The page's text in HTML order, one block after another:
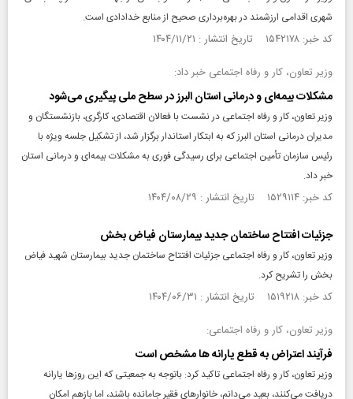
شهری اقدامی ارزشمند در بهره‌برداری صحیح از منابع خدادادی است.
کد خبر: ۱۵۴۲۱۷۸ تاریخ انتشار : ۱۴۰۴/۱۱/۲۱
وزیر تعاون، کار و رفاه اجتماعی خبر داد:
مشکلات بیمه‌ای و درمانی استان البرز در سطح ملی پیگیری می‌شود
وزیر تعاون، کار و رفاه اجتماعی در نشست با فعالان اقتصادی، کارگری، بازنشستگان و
مدیران درمانی استان البرز که به ابتکار استاندار برگزار شد، از تشکیل جلسه ویژه با
رئیس سازمان تأمین اجتماعی برای رسیدگی فوری به مشکلات بیمه‌ای و درمانی استان
خبر داد.
کد خبر: ۱۵۲۹۱۱۴ تاریخ انتشار : ۱۴۰۴/۰۸/۲۹
جزئیات افتتاح ساختمان جدید بیمارستان فیاض بخش
وزیر تعاون، کار و رفاه اجتماعی جزئیات افتتاح ساختمان جدید بیمارستان شهید فیاض
بخش را تشریح کرد.
کد خبر: ۱۵۱۹۲۱۸ تاریخ انتشار : ۱۴۰۴/۰۶/۳۱
وزیر تعاون، کار و رفاه اجتماعی:
فرآیند اعتراض به قطع یارانه‌ ها مشخص است
وزیر تعاون، کار و رفاه اجتماعی تاکید کرد: باتوجه به جمعیتی که این روز‌ها یارانه
دریافت می‌کنند، بعید می‌دانم، خانوار‌های فقیر جامانده باشند، اما بازهم امکان